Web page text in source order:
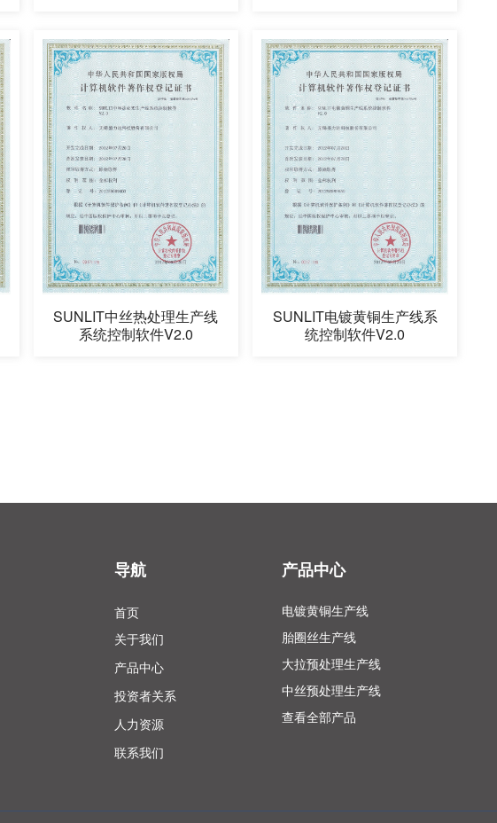
SUNLIT中丝热处理生产线
系统控制软件V2.0
SUNLIT电镀黄铜生产线系
统控制软件V2.0
导航
首页
关于我们
产品中心
投资者关系
人力资源
联系我们
产品中心
电镀黄铜生产线
胎圈丝生产线
大拉预处理生产线
中丝预处理生产线
查看全部产品